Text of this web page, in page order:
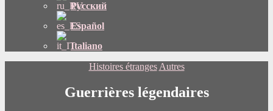
Русский
Español
Italiano
Catégories
Histoires étranges Autres
Guerrières légendaires